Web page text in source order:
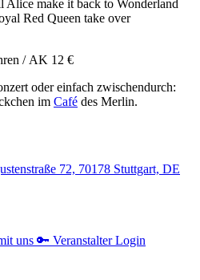
​make ​it ​back ​to ​Wonderland
​Red ​Queen ​take ​over
/ AK 12 €
oder einfach zwischendurch:
im Café des Merlin.
72, 70178 Stuttgart, DE
uns 🔑 Veranstalter Login